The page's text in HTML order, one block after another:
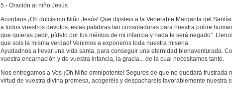
5.- Oración al niño Jesús
Acordaos ¡Oh dulcísimo Niño Jesús! Que dijisteis a la Venerable Margarita del
a todos vuestros devotos, estas palabras tan consoladoras para nuestra pobre
que quieras pedir, pídelo por los méritos de mi infancia y nada te será negado”.
que sois la misma verdad! Venimos a exponeros toda nuestra miseria.
Ayudadnos a llevar una vida santa, para conseguir una eternidad bienaventurada.
vuestra encarnación y de vuestra infancia, la gracia... de la cual necesitamos tanto.
Nos entregamos a Vos ¡Oh Niño omnipotente! Seguros de que no quedará frustrada
virtud de vuestra divina promesa, acogeréis y despacharéis favorablemente nuestra